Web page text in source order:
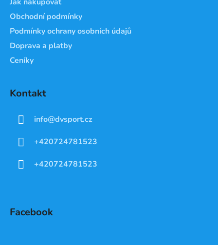
Obchodní podmínky
Podmínky ochrany osobních údajů
Doprava a platby
Ceníky
Kontakt
info@dvsport.cz
+420724781523
+420724781523
Facebook